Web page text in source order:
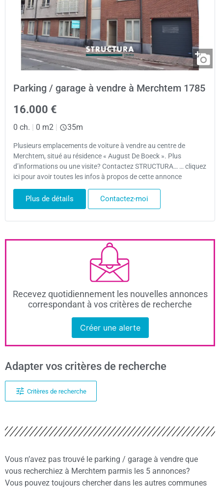
Parking / garage à vendre à Merchtem 1785
16.000 €
0 ch. 0 m2 35m
Plusieurs emplacements de voiture à vendre au centre de
Merchtem, situé au résidence « August De Boeck ». Plus
d’informations ou une visite? Contactez STRUCTURA… … cliquez
ici pour avoir toutes les infos à propos de cette annonce
Plus de détails Contactez-moi
Recevez quotidiennement les nouvelles annonces
correspondant à vos critères de recherche
Créer une alerte
Adapter vos critères de recherche
Critères de recherche
Vous n’avez pas trouvé le parking / garage à vendre que
vous recherchiez à Merchtem parmis les 5 annonces?
Vous pouvez toujours chercher dans les autres communes